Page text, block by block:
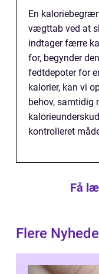
En
vægttab ved at
indtager færre
for, begynder
fedtdepoter for
kalorier, kan vi
behov, samtidig
kontrolleret
Få
Flere